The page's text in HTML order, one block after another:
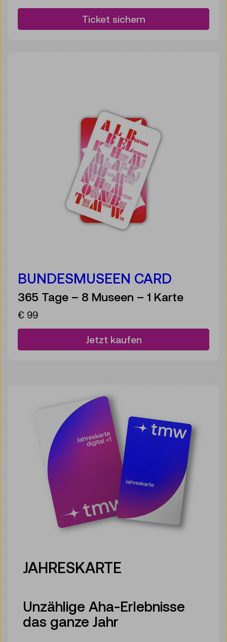
Ticket sichern
BUNDESMUSEEN CARD
365 Tage – 8 Museen – 1 Karte
€ 99
Jetzt kaufen
JAHRESKARTE
Unzählige Aha-Erlebnisse
das ganze Jahr